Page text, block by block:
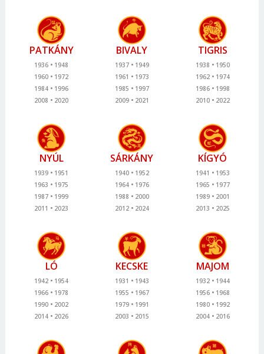
PATKÁNY
1936
1948
1960
1972
1984
1996
2008
2020
BIVALY
1937
1949
1961
1973
1985
1997
2009
2021
TIGRIS
1938
1950
1962
1974
1986
1998
2010
2022
NYÚL
1939
1951
1963
1975
1987
1999
2011
2023
SÁRKÁNY
1940
1952
1964
1976
1988
2000
2012
2024
KÍGYÓ
1941
1953
1965
1977
1989
2001
2013
2025
LÓ
1942
1954
1966
1978
1990
2002
2014
2026
KECSKE
1931
1943
1955
1967
1979
1991
2003
2015
MAJOM
1932
1944
1956
1968
1980
1992
2004
2016